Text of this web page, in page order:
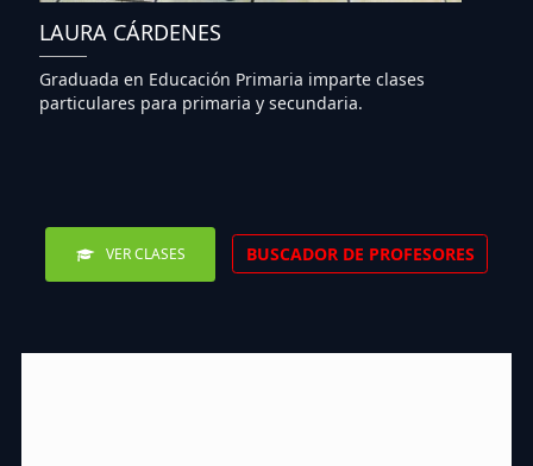
LAURA CÁRDENES
Graduada en Educación Primaria imparte clases
particulares para primaria y secundaria.
VER CLASES BUSCADOR DE PROFESORES